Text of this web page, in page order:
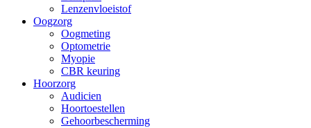
Lenzenvloeistof
Oogzorg
Oogmeting
Optometrie
Myopie
CBR keuring
Hoorzorg
Audicien
Hoortoestellen
Gehoorbescherming